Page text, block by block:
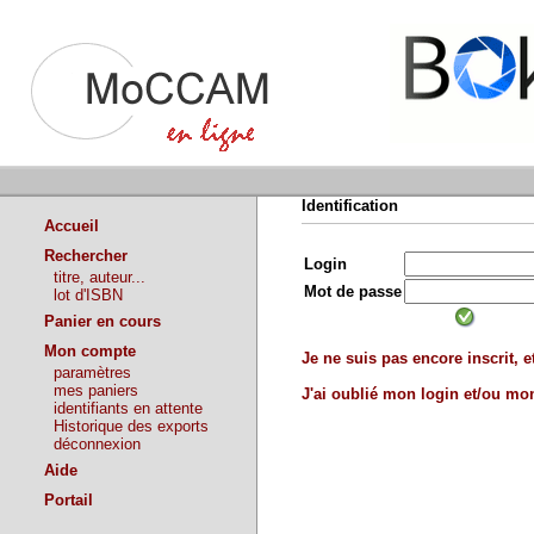
Accueil
Rechercher
titre, auteur...
lot d'ISBN
Panier en cours
Mon compte
paramètres
mes paniers
identifiants en attente
Historique des exports
déconnexion
Aide
Portail
Identification
Login
Mot de passe
Je ne suis pas encore inscrit,
J'ai oublié mon login et/ou